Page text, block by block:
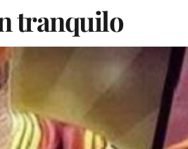
tranquilo